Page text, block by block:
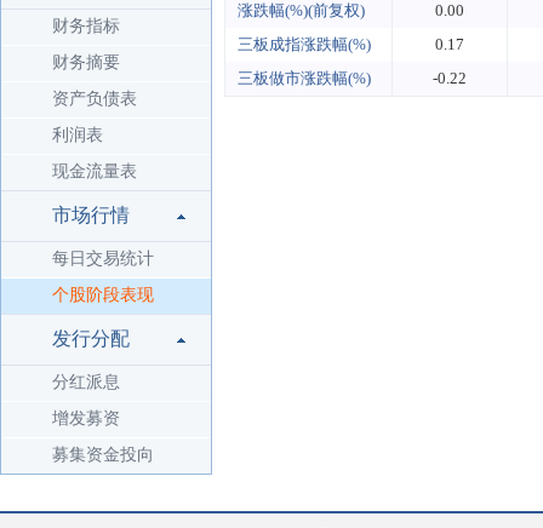
财务指标
财务摘要
资产负债表
利润表
现金流量表
市场行情
每日交易统计
个股阶段表现
发行分配
分红派息
增发募资
募集资金投向
涨跌幅(%)(前复权)
0.00
三板成指涨跌幅(%)
0.17
三板做市涨跌幅(%)
-0.22